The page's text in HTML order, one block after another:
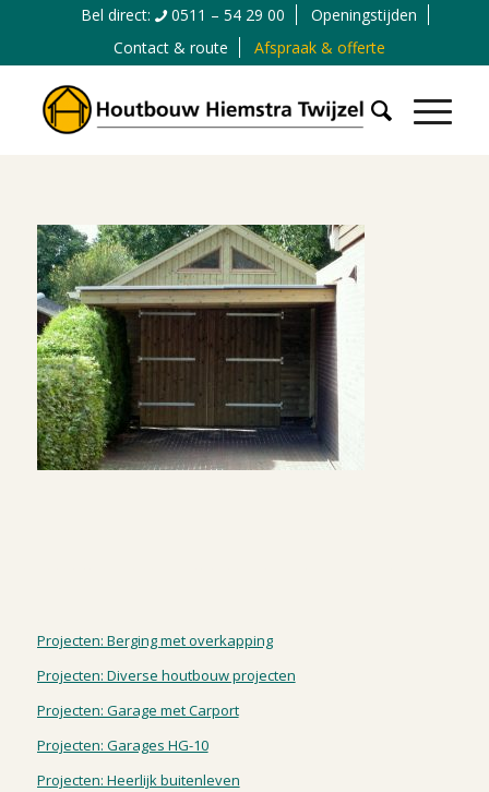
Bel direct: 0511 – 54 29 00
Openingstijden
Contact & route
Afspraak & offerte
Projecten: Berging met overkapping
Projecten: Diverse houtbouw projecten
Projecten: Garage met Carport
Projecten: Garages HG-10
Projecten: Heerlijk buitenleven